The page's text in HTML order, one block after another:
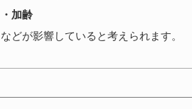
・加齢
などが影響していると考えられます。